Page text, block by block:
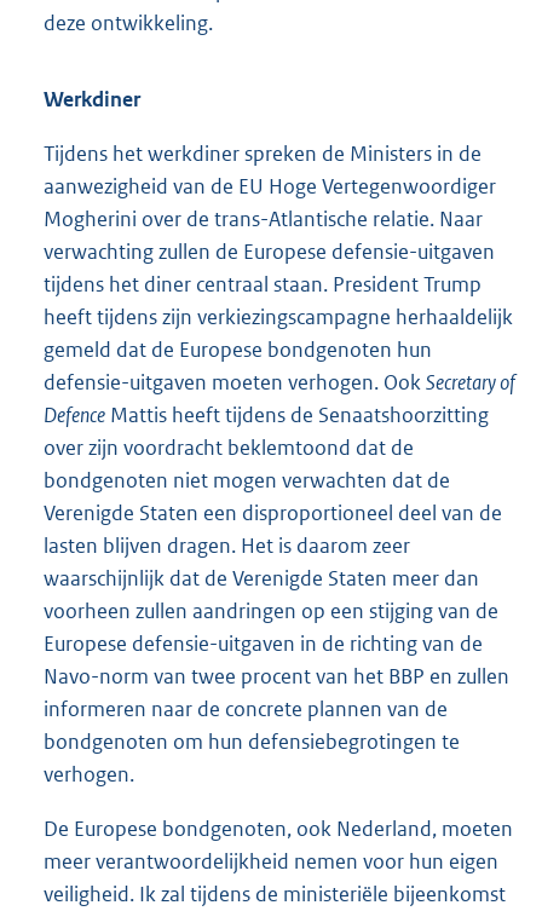
deze ontwikkeling.
Werkdiner
Tijdens het werkdiner spreken de Ministers in de
aanwezigheid van de EU Hoge Vertegenwoordiger
Mogherini over de trans-Atlantische relatie. Naar
verwachting zullen de Europese defensie-uitgaven
tijdens het diner centraal staan. President Trump
heeft tijdens zijn verkiezingscampagne herhaaldelijk
gemeld dat de Europese bondgenoten hun
defensie-uitgaven moeten verhogen. OokSecretary of
Defence Mattis heeft tijdens de Senaatshoorzitting
over zijn voordracht beklemtoond dat de
bondgenoten niet mogen verwachten dat de
Verenigde Staten een disproportioneel deel van de
lasten blijven dragen. Het is daarom zeer
waarschijnlijk dat de Verenigde Staten meer dan
voorheen zullen aandringen op een stijging van de
Europese defensie-uitgaven in de richting van de
Navo-norm van twee procent van het BBP en zullen
informeren naar de concrete plannen van de
bondgenoten om hun defensiebegrotingen te
verhogen.
De Europese bondgenoten, ook Nederland, moeten
meer verantwoordelijkheid nemen voor hun eigen
veiligheid. Ik zal tijdens de ministeriële bijeenkomst